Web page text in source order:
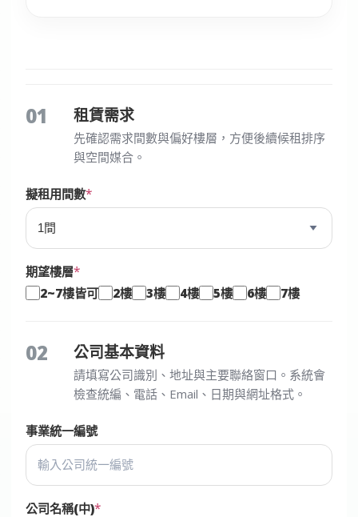
01 租賃需求
先確認需求間數與偏好樓層，方便後續候租排序
與空間媒合。
擬租用間數
期望樓層
2~7樓皆可
2樓 3樓 4樓 5樓 6樓 7樓
02 公司基本資料
請填寫公司識別、地址與主要聯絡窗口。系統會
檢查統編、電話、Email、日期與網址格式。
事業統一編號
公司名稱(中)